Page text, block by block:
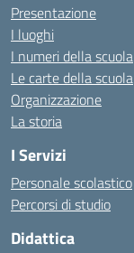
Presentazione
I luoghi
I numeri della scuola
Le carte della scuola
Organizzazione
La storia
I Servizi
Personale scolastico
Percorsi di studio
Didattica